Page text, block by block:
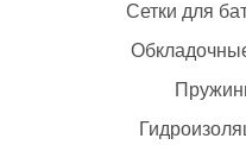
Сетки для